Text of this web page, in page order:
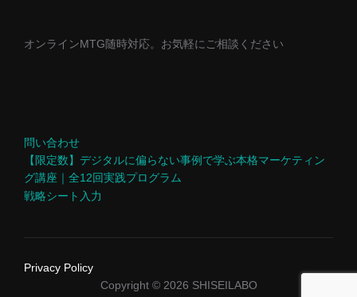
オンラインMTG随時対応。お気軽にご相談ください
問い合わせ
【限定数】デジタルに偏らない事例で学ぶ本格マーケティン
グ講座｜全12回実践プログラム
戦略シート入力
Privacy Policy
Copyright © 2026 SHISEILABO